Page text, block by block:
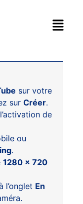
sur votre
surCréer.
de
ou
.
1280 x 720
l’onglet En